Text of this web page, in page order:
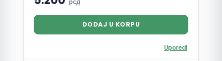
DODAJ U KORPU
Uporedi